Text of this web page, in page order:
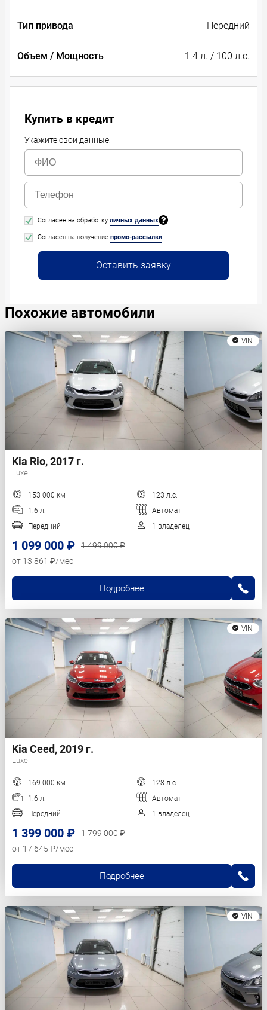
Тип привода Передний
Объем / Мощность 1.4 л. / 100 л.с.
Купить в кредит
Укажите свои данные:
Согласен на обработку личных данных
Согласен на получение промо-рассылки
Оставить заявку
Похожие автомобили
VIN
Kia Rio, 2017 г.
Luxe
153 000 км
123 л.с.
1.6 л.
Автомат
Передний
1 владелец
1 099 000 ₽
1 499 000 ₽
от 13 861 ₽/мес
Подробнее
VIN
Kia Ceed, 2019 г.
Luxe
169 000 км
128 л.с.
1.6 л.
Автомат
Передний
1 владелец
1 399 000 ₽
1 799 000 ₽
от 17 645 ₽/мес
Подробнее
VIN